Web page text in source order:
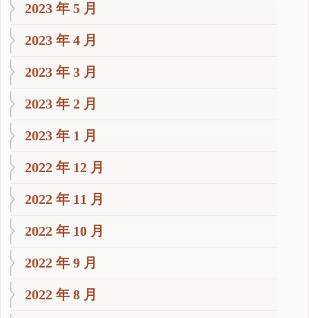
2023 年 5 月
2023 年 4 月
2023 年 3 月
2023 年 2 月
2023 年 1 月
2022 年 12 月
2022 年 11 月
2022 年 10 月
2022 年 9 月
2022 年 8 月